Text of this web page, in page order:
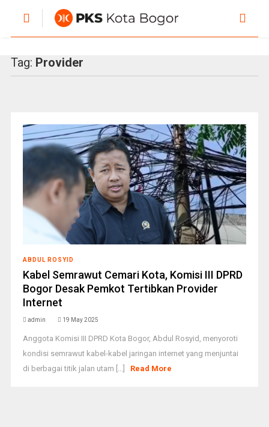
Tag: Provider
ABDUL ROSYID
Kabel Semrawut Cemari Kota, Komisi III DPRD
Bogor Desak Pemkot Tertibkan Provider
Internet
admin 19 May 2025
Anggota Komisi III DPRD Kota Bogor, Abdul Rosyid, menyoroti
kondisi semrawut kabel-kabel jaringan internet yang menjuntai
di berbagai titik jalan utam [...]
Read More